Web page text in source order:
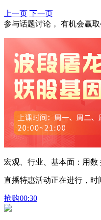
上一页 下一页
参与话题讨论， 有机会赢取
宏观、行业、基本面：用数
直播特惠活动正在进行，
抢购00:30